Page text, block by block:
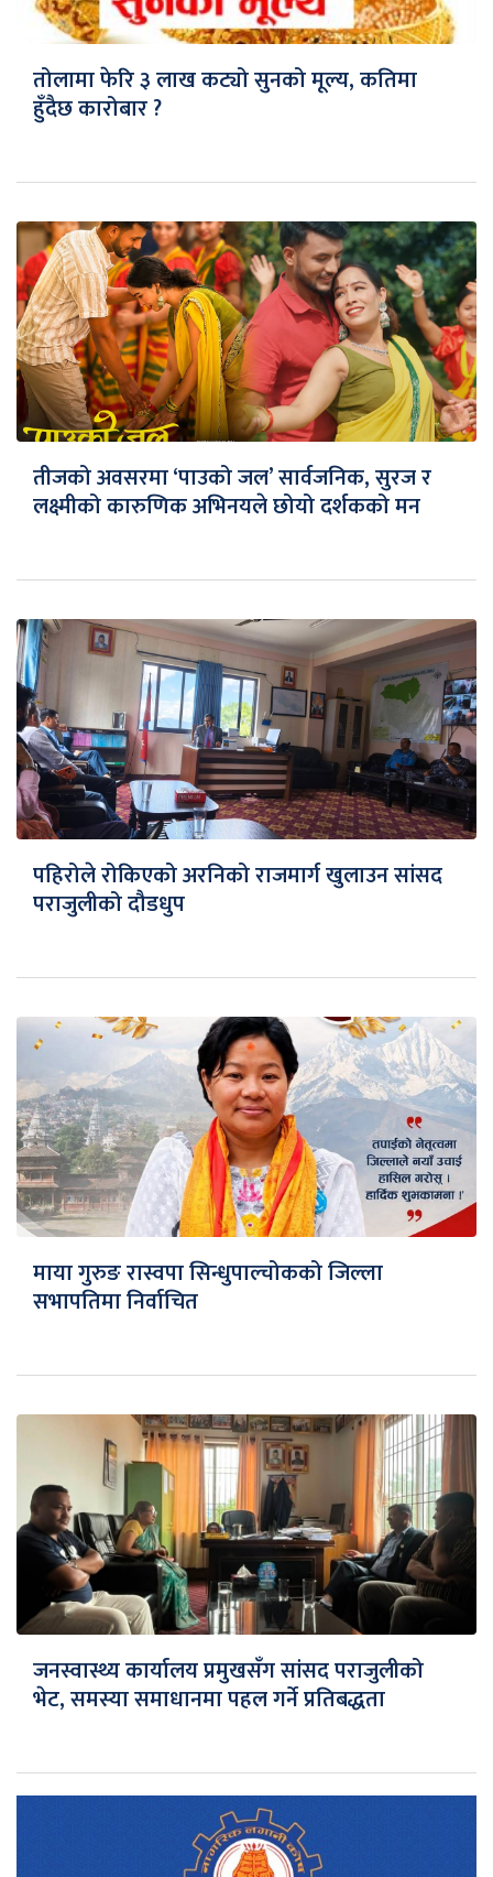
तोलामा फेरि ३ लाख कट्यो सुनको मूल्य, कतिमा
हुँदैछ कारोबार ?
तीजको अवसरमा ‘पाउको जल’ सार्वजनिक, सुरज र
लक्ष्मीको कारुणिक अभिनयले छोयो दर्शकको मन
पहिरोले रोकिएको अरनिको राजमार्ग खुलाउन सांसद
पराजुलीको दौडधुप
माया गुरुङ रास्वपा सिन्धुपाल्चोकको जिल्ला
सभापतिमा निर्वाचित
जनस्वास्थ्य कार्यालय प्रमुखसँग सांसद पराजुलीको
भेट, समस्या समाधानमा पहल गर्ने प्रतिबद्धता